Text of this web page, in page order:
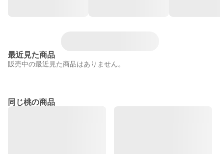
最近見た商品
販売中の最近見た商品はありません。
同じ桃の商品